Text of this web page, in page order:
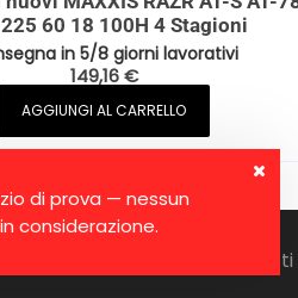
di prova — nessun
considerazione.
225 60 18 100H 4 Stagioni
in 5/8 giorni lavorativi
149,16€
AGGIUNGI AL CARRELLO
2026, Ruote Online. Tutti i